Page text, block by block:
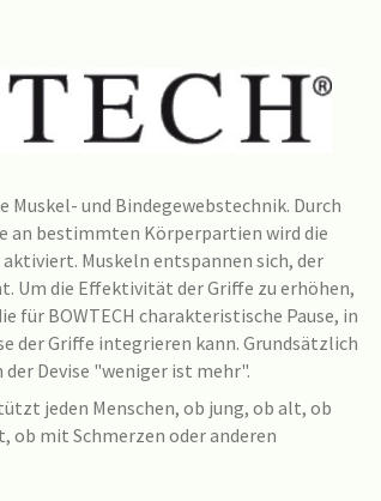
Muskel- und Bindegewebstechnik. Durch
an bestimmten Körperpartien wird die
Muskeln entspannen sich, der
Um die Effektivität der Griffe zu erhöhen,
für BOWTECH charakteristische Pause, in
der Griffe integrieren kann. Grundsätzlich
Devise "weniger ist mehr".
jeden Menschen, ob jung, ob alt, ob
mit Schmerzen oder anderen